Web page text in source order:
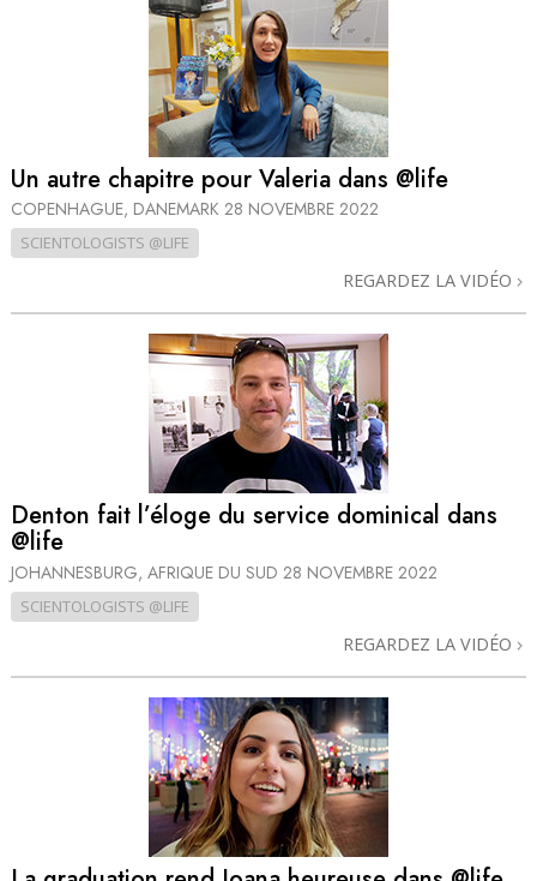
Un autre chapitre pour Valeria dans @life
COPENHAGUE, DANEMARK 28 NOVEMBRE 2022
SCIENTOLOGISTS @LIFE
REGARDEZ LA VIDÉO
Denton fait l’éloge du service dominical dans
@life
JOHANNESBURG, AFRIQUE DU SUD 28 NOVEMBRE 2022
SCIENTOLOGISTS @LIFE
REGARDEZ LA VIDÉO